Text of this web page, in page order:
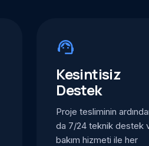
support_agent
Kesintisiz
Destek
Proje tesliminin
da 7/24 teknik destek
bakım hizmeti ile her